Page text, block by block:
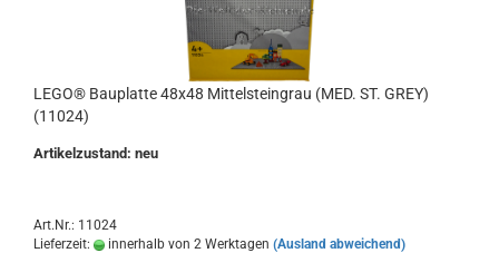
LEGO® Bauplatte 48x48 Mittelsteingrau (MED. ST. GREY)
(11024)
Artikelzustand: neu
Art.Nr.: 11024
Lieferzeit:
innerhalb von 2 Werktagen (Ausland abweichend)